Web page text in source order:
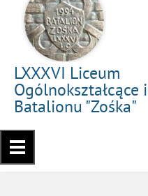
LXXXVI Liceum
Ogólnokształcące
Batalionu "Zośka"